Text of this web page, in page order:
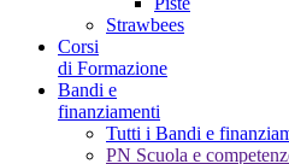
Strawbees
Corsi
di Formazione
Bandi e
finanziamenti
Tutti i Bandi e
PN Scuola e